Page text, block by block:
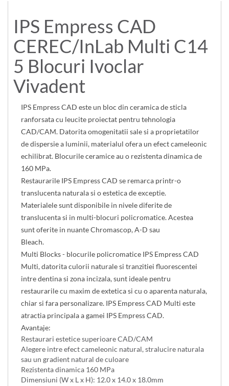
IPS Empress CAD
CEREC/InLab Multi C14
5 Blocuri Ivoclar
Vivadent
IPS Empress CAD este un bloc din ceramica de sticla
ranforsata cu leucite proiectat pentru tehnologia
CAD/CAM. Datorita omogenitatii sale si a proprietatilor
de dispersie a luminii, materialul ofera un efect cameleonic
echilibrat. Blocurile ceramice au o rezistenta dinamica de
160 MPa.
Restaurarile IPS Empress CAD se remarca printr-o
translucenta naturala si o estetica de exceptie.
Materialele sunt disponibile in nivele diferite de
translucenta si in multi-blocuri policromatice. Acestea
sunt oferite in nuante Chromascop, A-D sau
Bleach.
Multi Blocks - blocurile policromatice IPS Empress CAD
Multi, datorita culorii naturale si tranzitiei fluorescentei
intre dentina si zona incizala, sunt ideale pentru
restaurarile cu maxim de extetica si cu o aparenta naturala,
chiar si fara personalizare. IPS Empress CAD Multi este
atractia principala a gamei IPS Empress CAD.
Avantaje:
Restaurari estetice superioare CAD/CAM
Alegere intre efect cameleonic natural, stralucire naturala
sau un gradient natural de culoare
Rezistenta dinamica 160 MPa
Dimensiuni (W x L x H): 12.0 x 14.0 x 18.0mm